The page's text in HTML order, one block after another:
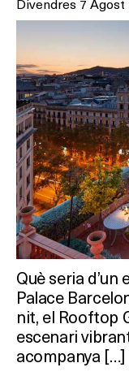
Divendres 7 Agost
Què seria d’un
Palace
nit, el Rooftop
escenari
acompanya […]